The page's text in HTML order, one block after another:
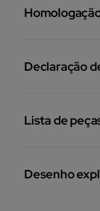
Declaração
Lista de
Desenho